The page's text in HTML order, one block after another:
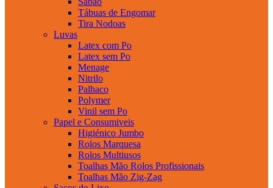
Tábuas de Engomar
Tira Nodoas
Luvas
Latex com Po
Latex sem Po
Menage
Nitrilo
Palhaco
Polymer
Vinil sem Po
Papel e Consumiveis
Higiénico Jumbo
Rolos Marquesa
Rolos Multiusos
Toalhas Mão Rolos Profissionais
Toalhas Mão Zig-Zag